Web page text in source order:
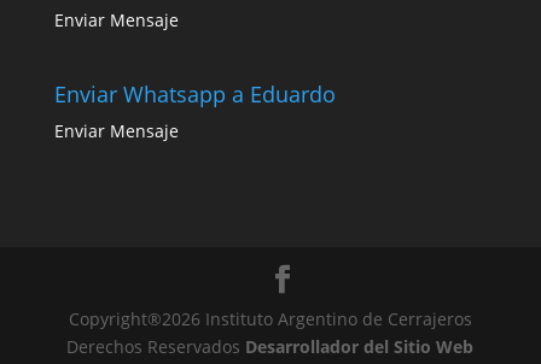
Enviar Mensaje
Enviar Whatsapp a Eduardo
Enviar Mensaje
Copyright®2026 Instituto Argentino de Cerrajeros
Derechos Reservados Desarrollador del Sitio Web